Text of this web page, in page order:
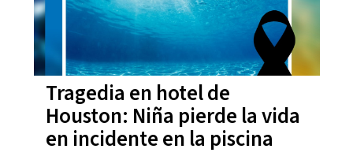
Tragedia en hotel de
Houston: Niña pierde la vida
en incidente en la piscina